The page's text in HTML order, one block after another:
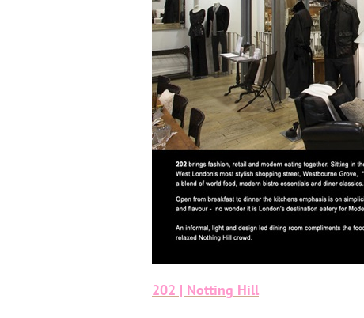
202 | Notting Hill